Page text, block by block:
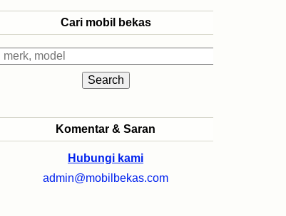
Cari mobil bekas
Komentar & Saran
Hubungi kami
admin@mobilbekas.com